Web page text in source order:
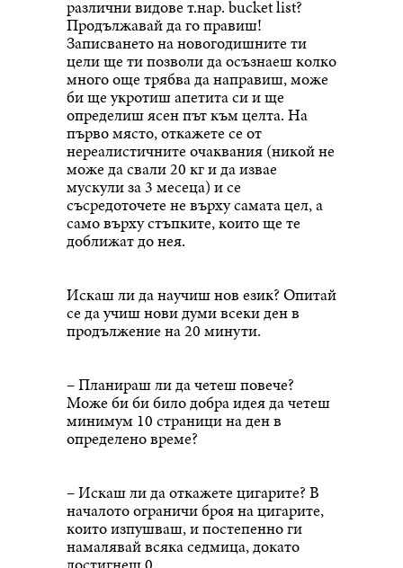
различни видове т.нар. bucket list?
Продължавай да го правиш!
Записването на новогодишните ти
цели ще ти позволи да осъзнаеш колко
много още трябва да направиш, може
би ще укротиш апетита си и ще
определиш ясен път към целта. На
първо място, откажете се от
нереалистичните очаквания (никой не
може да свали 20 кг и да извае
мускули за 3 месеца) и се
съсредоточете не върху самата цел, а
само върху стъпките, които ще те
доближат до нея.
Искаш ли да научиш нов език? Опитай
се да учиш нови думи всеки ден в
продължение на 20 минути.
– Планираш ли да четеш повече?
Може би би било добра идея да четеш
минимум 10 страници на ден в
определено време?
– Искаш ли да откажете цигарите? В
началото ограничи броя на цигарите,
които изпушваш, и постепенно ги
намалявай всяка седмица, докато